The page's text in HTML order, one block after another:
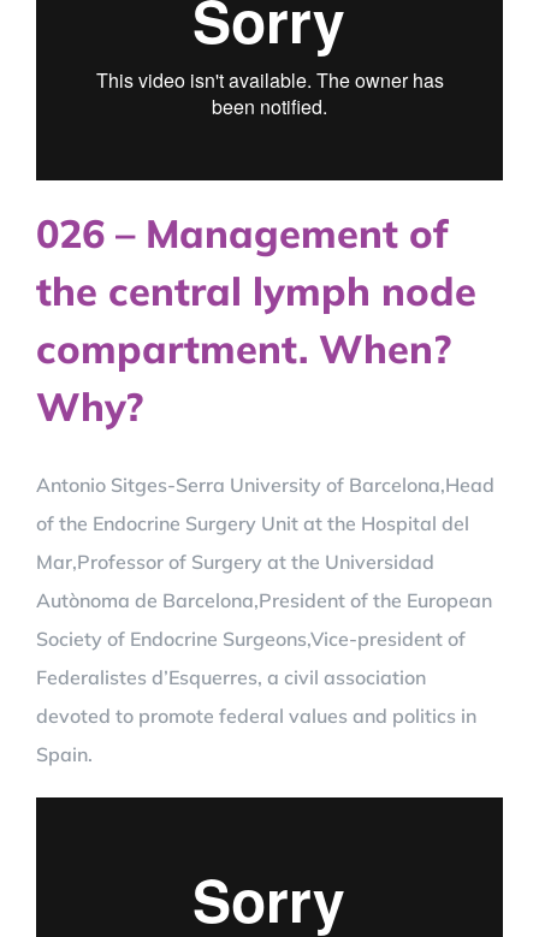
026 – Management of
the central lymph node
compartment. When?
Why?
Antonio Sitges-Serra University of Barcelona,Head
of the Endocrine Surgery Unit at the Hospital del
Mar,Professor of Surgery at the Universidad
Autònoma de Barcelona,President of the European
Society of Endocrine Surgeons,Vice-president of
Federalistes d’Esquerres, a civil association
devoted to promote federal values and politics in
Spain.